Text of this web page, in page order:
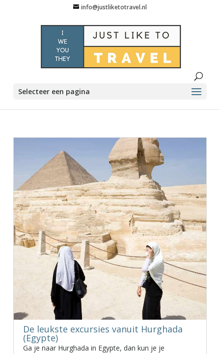
info@justliketotravel.nl
Selecteer een pagina
De leukste excursies vanuit Hurghada
(Egypte)
Ga je naar Hurghada in Egypte, dan kun je je